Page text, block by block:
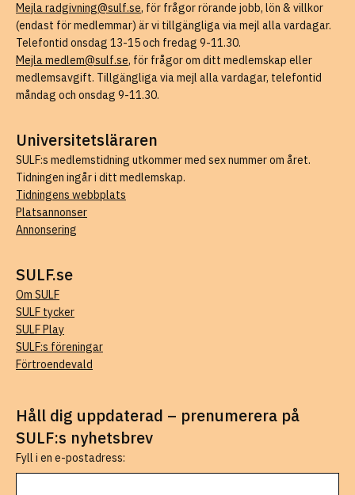
Mejla radgivning@sulf.se, för frågor rörande jobb, lön & villkor
(endast för medlemmar) är vi tillgängliga via mejl alla vardagar.
Telefontid onsdag 13-15 och fredag 9-11.30.
Mejla medlem@sulf.se, för frågor om ditt medlemskap eller
medlemsavgift. Tillgängliga via mejl alla vardagar, telefontid
måndag och onsdag 9-11.30.
Universitetsläraren
SULF:s medlemstidning utkommer med sex nummer om året.
Tidningen ingår i ditt medlemskap.
Tidningens webbplats
Platsannonser
Annonsering
SULF.se
Om SULF
SULF tycker
SULF Play
SULF:s föreningar
Förtroendevald
Håll dig uppdaterad – prenumerera på
SULF:s nyhetsbrev
Fyll i en e-postadress: